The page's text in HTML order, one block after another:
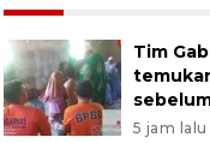
Tim
5 jam lalu